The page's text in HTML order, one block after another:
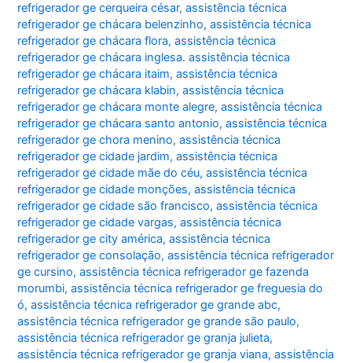
refrigerador ge cerqueira césar,assistência técnica
refrigerador ge chácara belenzinho,assistência técnica
refrigerador ge chácara flora,assistência técnica
refrigerador ge chácara inglesa. assistência técnica
refrigerador ge chácara itaim,assistência técnica
refrigerador ge chácara klabin,assistência técnica
refrigerador ge chácara monte alegre,assistência técnica
refrigerador ge chácara santo antonio,assistência técnica
refrigerador ge chora menino,assistência técnica
refrigerador ge cidade jardim,assistência técnica
refrigerador ge cidade mãe do céu,assistência técnica
refrigerador ge cidade monções,assistência técnica
refrigerador ge cidade são francisco,assistência técnica
refrigerador ge cidade vargas,assistência técnica
refrigerador ge city américa,assistência técnica
refrigerador ge consolação,assistência técnica refrigerador
ge cursino,assistência técnica refrigerador ge fazenda
morumbi,assistência técnica refrigerador ge freguesia do
ó,assistência técnica refrigerador ge grande abc,
assistência técnica refrigerador ge grande são paulo,
assistência técnica refrigerador ge granja julieta,
assistência técnica refrigerador ge granja viana,assistência